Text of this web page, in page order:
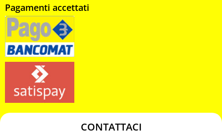
Pagamenti accettati
CONTATTACI